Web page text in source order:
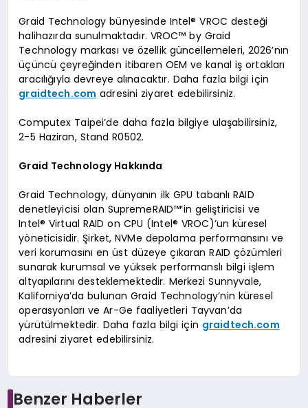
Graid Technology bünyesinde Intel® VROC desteği
halihazırda sunulmaktadır. VROC™ by Graid
Technology markası ve özellik güncellemeleri, 2026’nın
üçüncü çeyreğinden itibaren OEM ve kanal iş ortakları
aracılığıyla devreye alınacaktır. Daha fazla bilgi için
graidtech.com adresini ziyaret edebilirsiniz.
Computex Taipei’de daha fazla bilgiye ulaşabilirsiniz,
2-5 Haziran, Stand R0502.
Graid Technology Hakkında
Graid Technology, dünyanın ilk GPU tabanlı RAID
denetleyicisi olan SupremeRAID™’in geliştiricisi ve
Intel® Virtual RAID on CPU (Intel® VROC)’un küresel
yöneticisidir. Şirket, NVMe depolama performansını ve
veri korumasını en üst düzeye çıkaran RAID çözümleri
sunarak kurumsal ve yüksek performanslı bilgi işlem
altyapılarını desteklemektedir. Merkezi Sunnyvale,
Kaliforniya’da bulunan Graid Technology’nin küresel
operasyonları ve Ar-Ge faaliyetleri Tayvan’da
yürütülmektedir. Daha fazla bilgi için graidtech.com
adresini ziyaret edebilirsiniz.
Benzer Haberler